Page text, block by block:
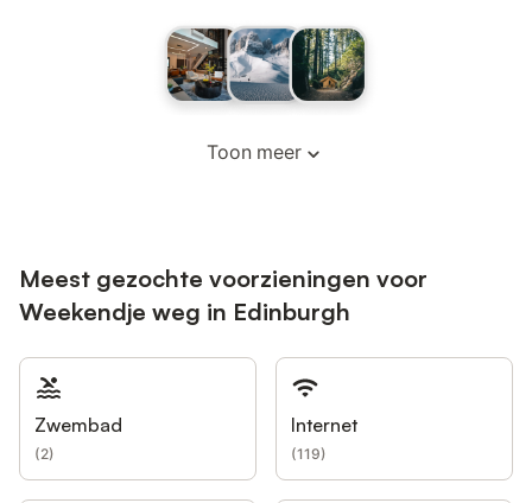
Toon meer
Meest gezochte voorzieningen voor
Weekendje weg in Edinburgh
Zwembad
(2)
Internet
(119)